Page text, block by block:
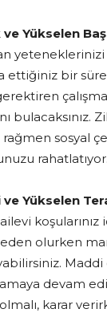
ve Yükselen
ettiğiniz bir
bulacaksınız.
rağmen sosyal
rahatlatıyor.
Yükselen
koşularınız
olurken
Maddi
devam
karar